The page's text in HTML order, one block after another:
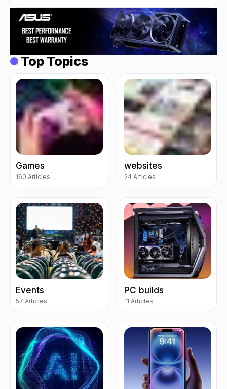
Top Topics
Games
160 Articles
websites
24 Articles
Events
57 Articles
PC builds
11 Articles